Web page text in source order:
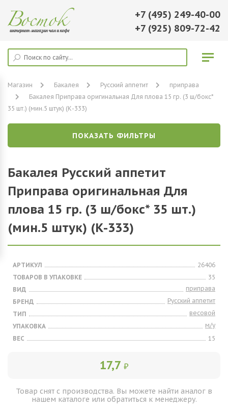
+7 (495) 249-40-00
+7 (925) 809-72-42
Магазин Бакалея Русский аппетит
приправа
Бакалея Приправа оригинальная Для плова 15 гр. (3 ш/бокс*
35 шт.) (мин.5 штук) (К-333)
ПОКАЗАТЬ ФИЛЬТРЫ
Бакалея Русский аппетит
Приправа оригинальная Для
плова 15 гр. (3 ш/бокс* 35 шт.)
(мин.5 штук) (К-333)
АРТИКУЛ
26406
ТОВАРОВ В УПАКОВКЕ
35
ВИД
приправа
БРЕНД
Русский аппетит
ТИП
весовой
УПАКОВКА
м/у
ВЕС
15
17,7 ₽
Товар снят с производства. Вы можете найти аналог в
нашем каталоге или обратиться к менеджеру.